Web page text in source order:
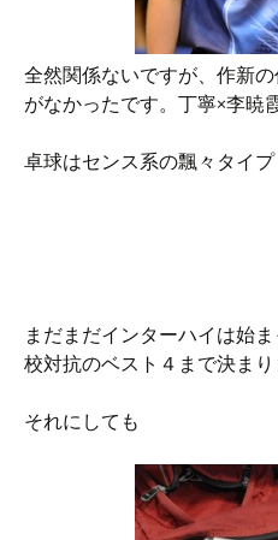
全然関係ないですが、作新
がなかったです。丁寧×李暁
卓球はセンス系の飄々タイプ
まだまだインターハイは始
校対抗のベスト４まで決まり
それにしても